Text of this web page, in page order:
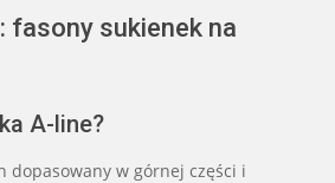
fasony sukienek na
A-line?
dopasowany w górnej części i